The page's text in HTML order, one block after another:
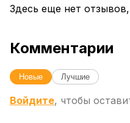
Здесь еще нет
Комментарии
Новые Лучшие
Войдите, чтобы